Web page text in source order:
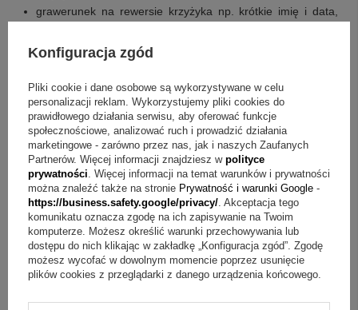
grawerunek na rewersie krzyżyka np. krótkie imię i data,
tabliczka wewnątrz pudełeczka ze spersonalizowaną
z naszych przykładowych projektów)
ozdobne pudełeczko z różową kokardką
Pytania przed zakupem srebrnego krzyżyka 925 z
grawerem
Pytanie:Jak potwierdzona jest próba srebra?Odpowiedź:
Świadczy o tym wybita na biżuterii próba oraz dołączone
metki jubilerskie.
Pytanie:Jak wygląda personalizacja na krzyżyku?
Konfiguracja zgód
Pliki cookie i dane osobowe są wykorzystywane w celu
personalizacji reklam. Wykorzystujemy pliki cookies do
prawidłowego działania serwisu, aby oferować funkcje
społecznościowe, analizować ruch i prowadzić działania
marketingowe - zarówno przez nas, jak i naszych Zaufanych
Partnerów. Więcej informacji znajdziesz w polityce
prywatności. Więcej informacji na temat warunków i prywatności
można znaleźć także na stronie Prywatność i warunki Google -
https://business.safety.google/privacy/. Akceptacja tego
komunikatu oznacza zgodę na ich zapisywanie na Twoim
komputerze. Możesz określić warunki przechowywania lub
dostępu do nich klikając w zakładkę „Konfiguracja zgód”. Zgodę
możesz wycofać w dowolnym momencie poprzez usunięcie
plików cookies z przeglądarki z danego urządzenia końcowego.